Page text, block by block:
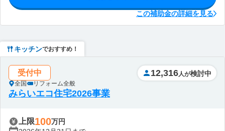
この補助金の詳細を見る
キッチンでおすすめ！
受付中
全国 リフォーム全般
12,316 人が検討中
みらいエコ住宅2026事業
上限100万円